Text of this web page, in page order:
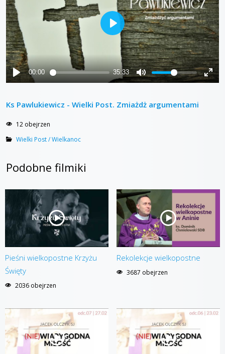
Ks Pawlukiewicz - Wielki Post. Zmiażdż argumentami
12 obejrzen
Wielki Post / Wielkanoc
Podobne filmiki
Pieśni wielkopostne Krzyżu
Święty
2036 obejrzen
Rekolekcje wielkopostne
3687 obejrzen